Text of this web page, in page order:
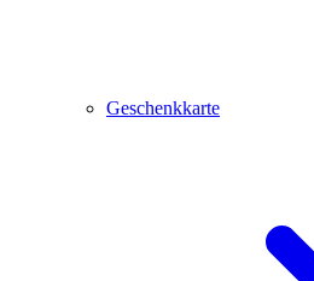
Geschenkkarte